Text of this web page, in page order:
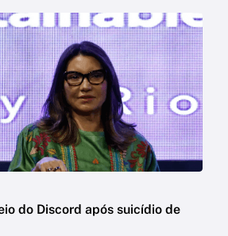
do Discord após suicídio de